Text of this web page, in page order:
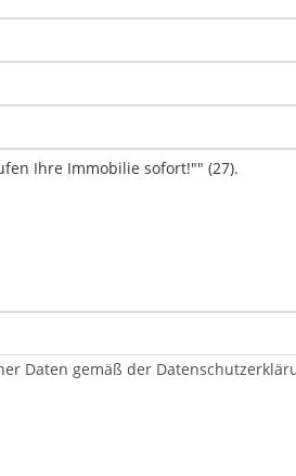
Daten gemäß der